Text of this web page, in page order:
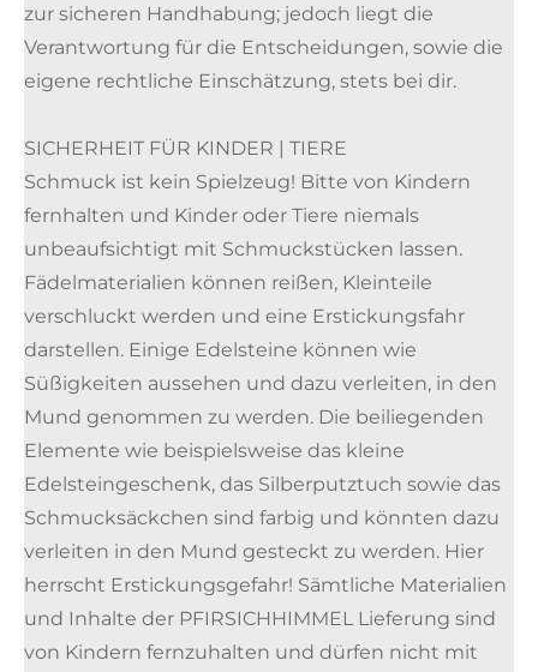
zur sicheren Handhabung; jedoch liegt die
Verantwortung für die Entscheidungen, sowie die
eigene rechtliche Einschätzung, stets bei dir.
SICHERHEIT FÜR KINDER | TIERE
Schmuck ist kein Spielzeug! Bitte von Kindern
fernhalten und Kinder oder Tiere niemals
unbeaufsichtigt mit Schmuckstücken lassen.
Fädelmaterialien können reißen, Kleinteile
verschluckt werden und eine Erstickungsfahr
darstellen. Einige Edelsteine können wie
Süßigkeiten aussehen und dazu verleiten, in den
Mund genommen zu werden. Die beiliegenden
Elemente wie beispielsweise das kleine
Edelsteingeschenk, das Silberputztuch sowie das
Schmucksäckchen sind farbig und könnten dazu
verleiten in den Mund gesteckt zu werden. Hier
herrscht Erstickungsgefahr! Sämtliche Materialien
und Inhalte der PFIRSICHHIMMEL Lieferung sind
von Kindern fernzuhalten und dürfen nicht mit